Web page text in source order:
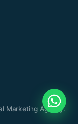
Marketing Agency.